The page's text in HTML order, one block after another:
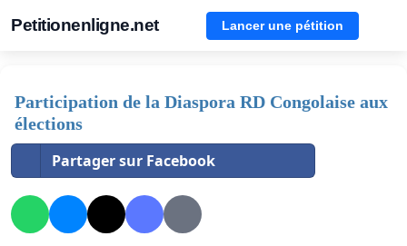
Petitionenligne.net Lancer une pétition
Participation de la Diaspora RD Congolaise aux
élections
Partager sur Facebook